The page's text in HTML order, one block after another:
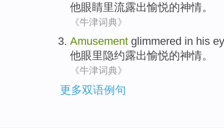
他眼睛里流露出愉悦的神情。
《牛津词典》
Amusement glimmered in his
他眼里 隐约露出愉悦的神情。
《牛津词典》
更多双语例句